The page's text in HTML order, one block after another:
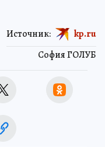
София ГОЛУБ
Источник: kp.ru